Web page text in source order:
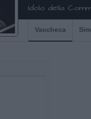
Idolo della
Vaccheca